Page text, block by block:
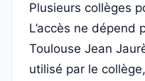
Plusieurs collèges
L’accès ne dépend
Toulouse Jean
utilisé par le